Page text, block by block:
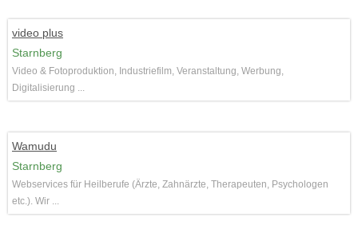
video plus
Starnberg
Video & Fotoproduktion, Industriefilm, Veranstaltung, Werbung,
Digitalisierung ...
Wamudu
Starnberg
Webservices für Heilberufe (Ärzte, Zahnärzte, Therapeuten, Psychologen
etc.). Wir ...